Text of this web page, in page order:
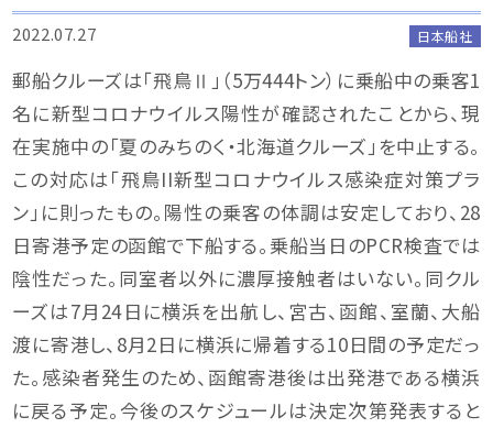
2022.07.27 日本船社
郵船クルーズは「飛鳥Ⅱ」（5万444トン）に乗船中の乗客1
名に新型コロナウイルス陽性が確認されたことから、現
在実施中の「夏のみちのく・北海道クルーズ」を中止する。
この対応は「飛鳥II新型コロナウイルス感染症対策プラ
ン」に則ったもの。陽性の乗客の体調は安定しており、28
日寄港予定の函館で下船する。乗船当日のPCR検査では
陰性だった。同室者以外に濃厚接触者はいない。同クル
ーズは7月24日に横浜を出航し、宮古、函館、室蘭、大船
渡に寄港し、8月2日に横浜に帰着する10日間の予定だっ
た。感染者発生のため、函館寄港後は出発港である横浜
に戻る予定。今後のスケジュールは決定次第発表すると